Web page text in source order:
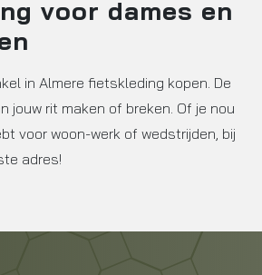
voor dames en
in Almere fietskleding kopen. De
jouw rit maken of breken. Of je nou
voor woon-werk of wedstrijden, bij
adres!